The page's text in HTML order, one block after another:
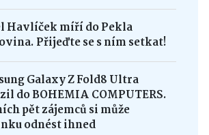
Havlíček míří do Pekla
Přijeďte se s ním setkat!
Galaxy Z Fold8 Ultra
do BOHEMIA COMPUTERS.
pět zájemců si může
odnést ihned